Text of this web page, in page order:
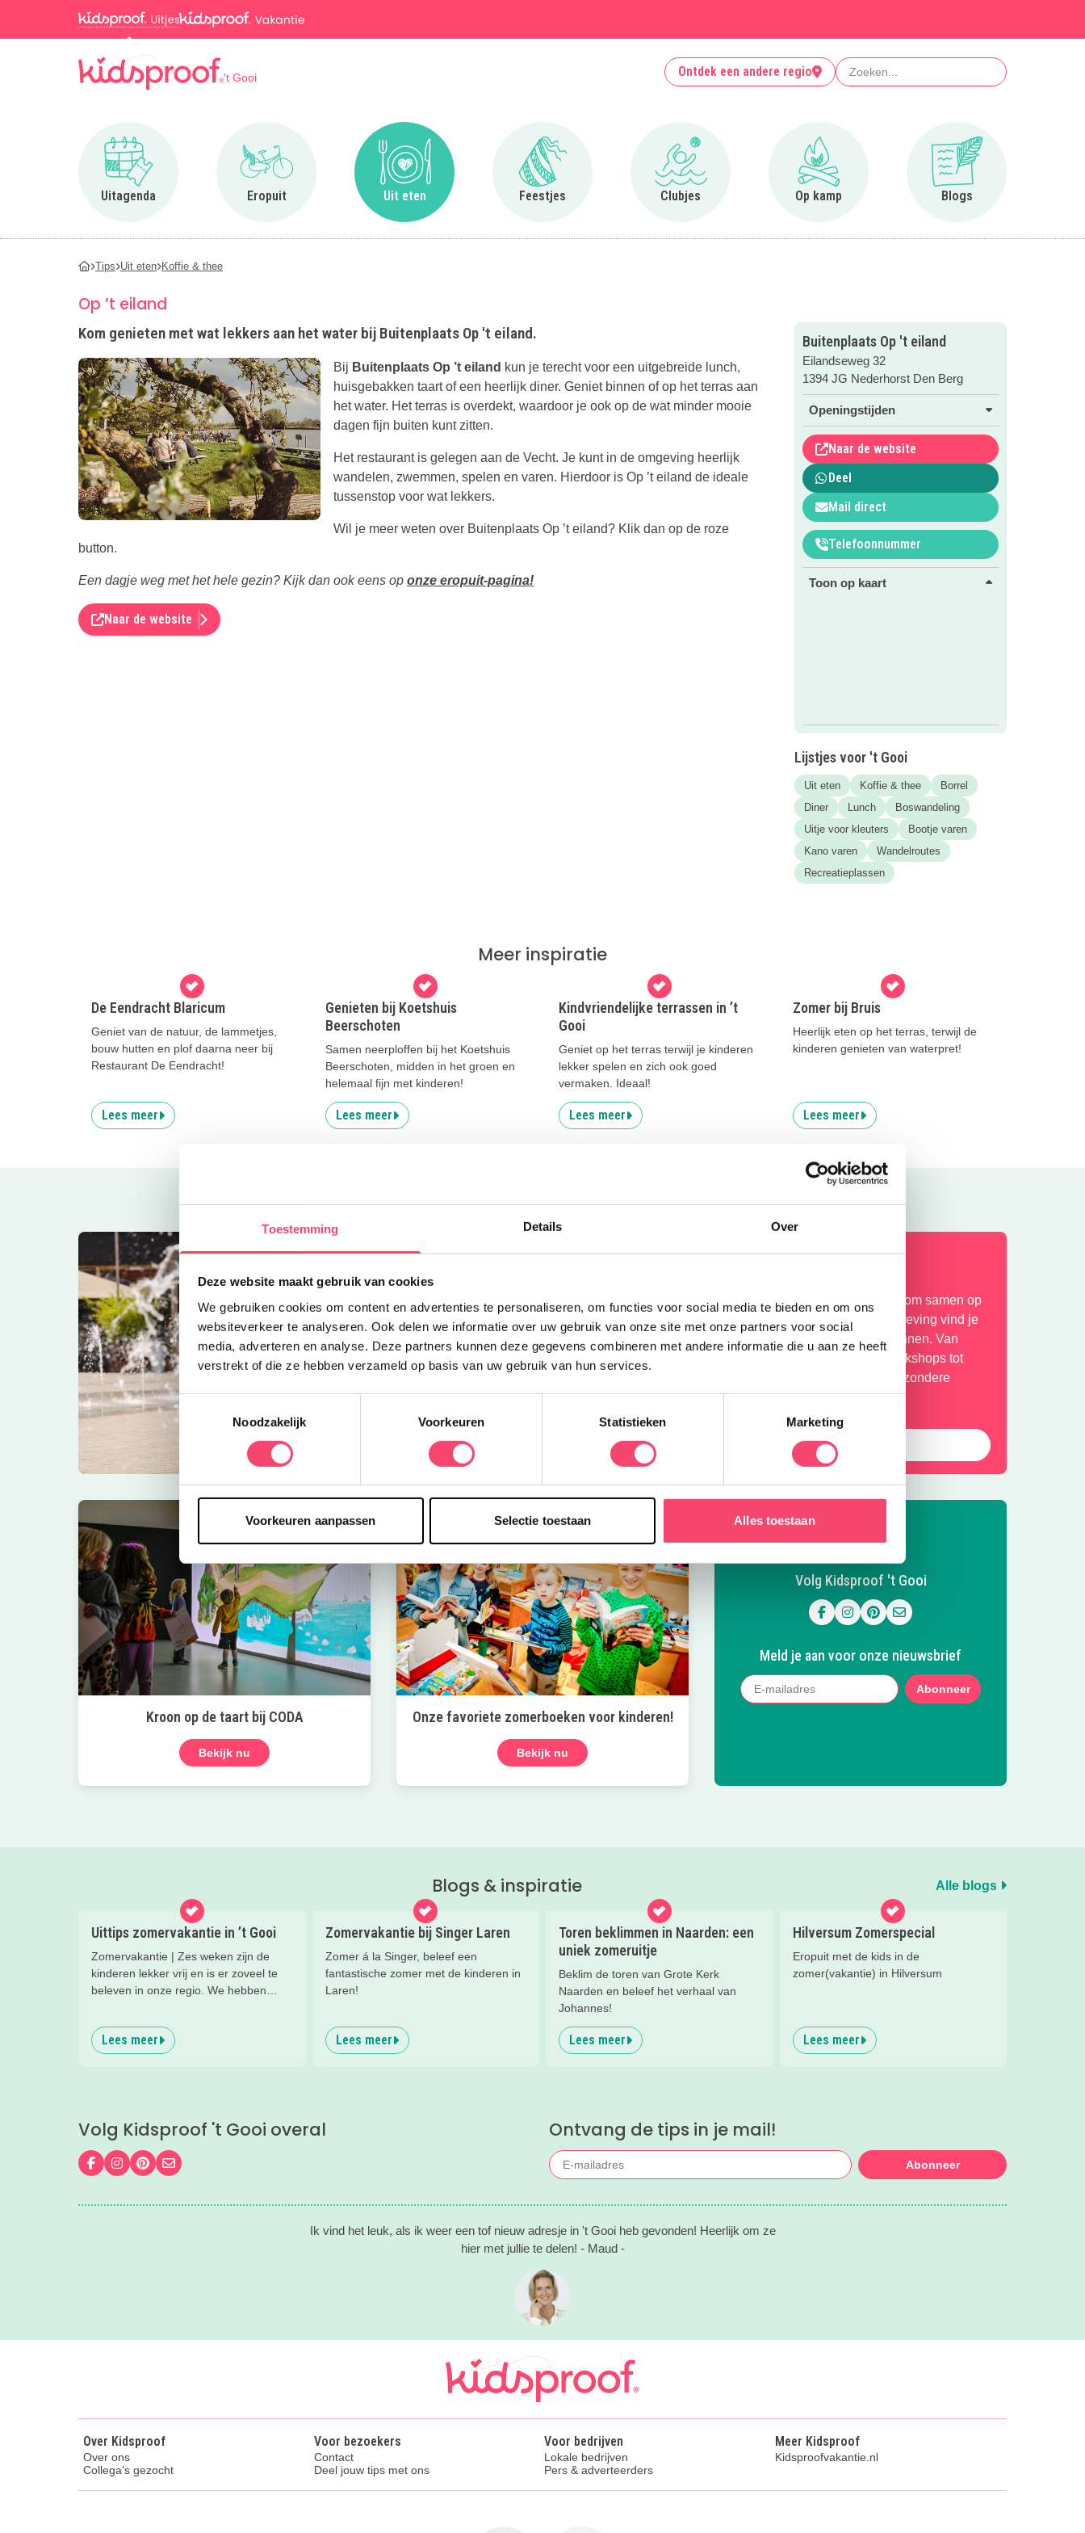
Toestemming Details Over
Deze website maakt gebruik van cookies
We gebruiken cookies om content en advertenties te personaliseren, om functies voor social media te bieden en om ons
websiteverkeer te analyseren. Ook delen we informatie over uw gebruik van onze site met onze partners voor social
media, adverteren en analyse. Deze partners kunnen deze gegevens combineren met andere informatie die u aan ze heeft
verstrekt of die ze hebben verzameld op basis van uw gebruik van hun services.
Toestemmingsselectie
Noodzakelijk
Voorkeuren Statistieken Marketing
Voorkeuren aanpassen Selectie toestaan Alles toestaan
't Gooi Ontdek een andere regio Zoeken
Uitagenda
Ga naar Uitagenda
Eropuit
Ga naar Eropuit
Uit eten
Ga naar Uit eten
Feestjes
Ga naar Feestjes
Clubjes
Ga naar Clubjes
Op kamp
Ga naar Op kamp
Blogs
Ga naar Blogs
Tips Uit eten Koffie & thee
Op ’t eiland
Kom genieten met wat lekkers aan het water bij Buitenplaats Op 't eiland.
Bij Buitenplaats Op ’t eiland kun je terecht voor een uitgebreide lunch,
huisgebakken taart of een heerlijk diner. Geniet binnen of op het terras aan
het water. Het terras is overdekt, waardoor je ook op de wat minder mooie
dagen fijn buiten kunt zitten.
Het restaurant is gelegen aan de Vecht. Je kunt in de omgeving heerlijk
wandelen, zwemmen, spelen en varen. Hierdoor is Op ’t eiland de ideale
tussenstop voor wat lekkers.
Wil je meer weten over Buitenplaats Op ’t eiland? Klik dan op de roze
button.
Een dagje weg met het hele gezin? Kijk dan ook eens op onze eropuit-pagina!
Naar de website
Buitenplaats Op 't eiland
Eilandseweg 32
1394 JG Nederhorst Den Berg
Openingstijden
Naar de website
Deel
Mail direct
Telefoonnummer
Toon op kaart
Lijstjes voor 't Gooi
Uit eten Koffie & thee
Borrel
Diner
Lunch
Boswandeling
Uitje voor kleuters
Bootje varen
Kano varen
Wandelroutes
Recreatieplassen
Meer inspiratie
De Eendracht Blaricum
Geniet van de natuur, de lammetjes,
bouw hutten en plof daarna neer bij
Restaurant De Eendracht!
Lees meer
Genieten bij Koetshuis
Beerschoten
Samen neerploffen bij het Koetshuis
Beerschoten, midden in het groen en
helemaal fijn met kinderen!
Lees meer
Kindvriendelijke terrassen in ’t
Gooi
Geniet op het terras terwijl je kinderen
lekker spelen en zich ook goed
vermaken. Ideaal!
Lees meer
Zomer bij Bruis
Heerlijk eten op het terras, terwijl de
kinderen genieten van waterpret!
Lees meer
Uitgelicht
Hilversum Zomerspecial
De zomervakantie is hét moment om samen op
pad te gaan. In Hilversum en omgeving vind je
volop leuke activiteiten voor gezinnen. Van
natuuravonturen en creatieve workshops tot
kinderfilms, sportieve uitjes en bijzondere
evenementen.
bekijk ze allemaal
Kroon op de taart bij CODA
Bekijk nu
Onze favoriete zomerboeken voor kinderen!
Bekijk nu
Volg Kidsproof 't Gooi
Volg ons op Facebook
Volg ons op Instagram
Volg ons op Pinterest
Mail ons
Meld je aan voor onze nieuwsbrief
Abonneer
Blogs & inspiratie Alle blogs
Uittips zomervakantie in ’t Gooi
Zomervakantie | Zes weken zijn de
kinderen lekker vrij en is er zoveel te
beleven in onze regio. We hebben
rijtje gezet.
Lees meer
Zomervakantie bij Singer Laren
Zomer á la Singer, beleef een
fantastische zomer met de kinderen in
Laren!
Lees meer
Toren beklimmen in Naarden: een
uniek zomeruitje
Beklim de toren van Grote Kerk
Naarden en beleef het verhaal van
Johannes!
Lees meer
Hilversum Zomerspecial
Eropuit met de kids in de
zomer(vakantie) in Hilversum
Lees meer
Volg Kidsproof 't Gooi overal
Volg ons op Facebook
Volg ons op Instagram
Volg ons op Pinterest
Mail ons
Ontvang de tips in je mail!
Abonneer
Ik vind het leuk, als ik weer een tof nieuw adresje in 't Gooi heb gevonden! Heerlijk om ze
hier met jullie te delen! - Maud -
Over Kidsproof
Over ons
Collega's gezocht
Voor bezoekers
Contact
Deel jouw tips met ons
Voor bedrijven
Lokale bedrijven
Pers & adverteerders
Meer Kidsproof
Kidsproofvakantie.nl